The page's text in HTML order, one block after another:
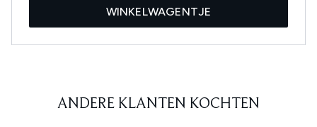
WINKELWAGENTJE
ANDERE KLANTEN KOCHTEN